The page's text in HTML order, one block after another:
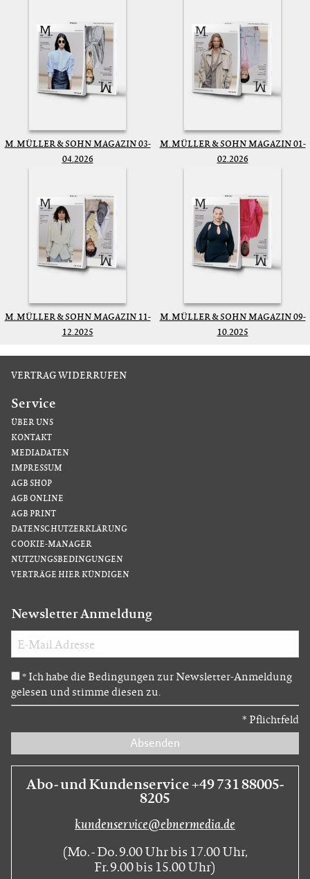
M. MÜLLER & SOHN MAGAZIN 03-
04.2026
M. MÜLLER & SOHN MAGAZIN 01-
02.2026
M. MÜLLER & SOHN MAGAZIN 11-
12.2025
M. MÜLLER & SOHN MAGAZIN 09-
10.2025
VERTRAG WIDERRUFEN
Service
ÜBER UNS
KONTAKT
MEDIADATEN
IMPRESSUM
AGB SHOP
AGB ONLINE
AGB PRINT
DATENSCHUTZERKLÄRUNG
COOKIE-MANAGER
NUTZUNGSBEDINGUNGEN
VERTRÄGE HIER KÜNDIGEN
Newsletter Anmeldung
* Ich habe die Bedingungen zur Newsletter-Anmeldung
gelesen und stimme diesen zu.
* Pflichtfeld
Absenden
Abo- und Kundenservice +49 731 88005-
8205
kundenservice@ebnermedia.de
(Mo. - Do. 9.00 Uhr bis 17.00 Uhr,
Fr. 9.00 bis 15.00 Uhr)